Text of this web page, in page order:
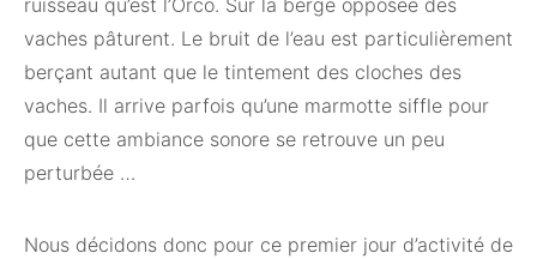
ruisseau qu’est l’Orco. Sur la berge opposée des
vaches pâturent. Le bruit de l’eau est particulièrement
berçant autant que le tintement des cloches des
vaches. Il arrive parfois qu’une marmotte siffle pour
que cette ambiance sonore se retrouve un peu
perturbée …
Nous décidons donc pour ce premier jour d’activité de